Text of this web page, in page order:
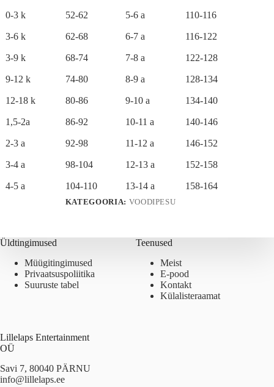
0-3 k 52-62 5-6 a 110-116
3-6 k 62-68 6-7 a 116-122
3-9 k 68-74 7-8 a 122-128
9-12 k 74-80 8-9 a 128-134
12-18 k 80-86 9-10 a 134-140
1,5-2a 86-92 10-11 a 140-146
2-3 a 92-98 11-12 a 146-152
3-4 a 98-104 12-13 a 152-158
4-5 a 104-110 13-14 a 158-164
KATEGOORIA: VOODIPESU
Üldtingimused
Müügitingimused
Privaatsuspoliitika
Suuruste tabel
Teenused
Meist
E-pood
Kontakt
Külalisteraamat
Lillelaps Entertainment
OÜ
Savi 7, 80040 PÄRNU
info@lillelaps.ee